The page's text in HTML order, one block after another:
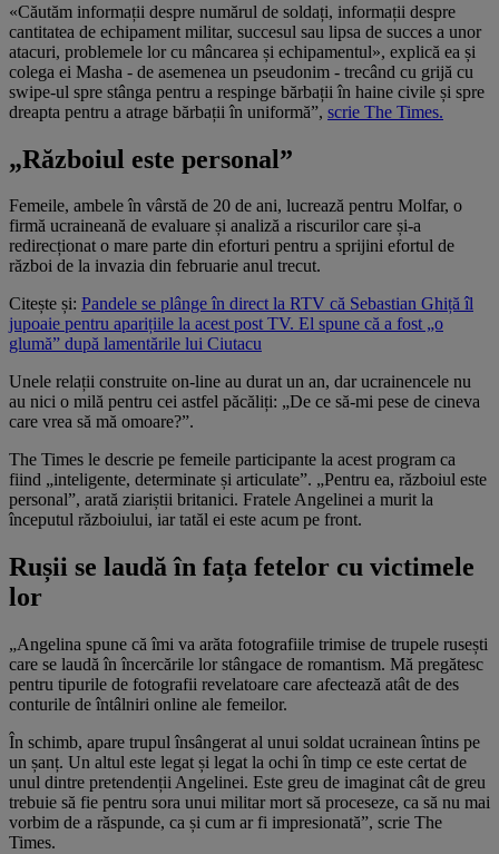
«Căutăm informații despre numărul de soldați, informații despre
cantitatea de echipament militar, succesul sau lipsa de succes a unor
atacuri, problemele lor cu mâncarea și echipamentul», explică ea și
colega ei Masha - de asemenea un pseudonim - trecând cu grijă cu
swipe-ul spre stânga pentru a respinge bărbații în haine civile și spre
dreapta pentru a atrage bărbații în uniformă”, scrie The Times.
„Războiul este personal”
Femeile, ambele în vârstă de 20 de ani, lucrează pentru Molfar, o
firmă ucraineană de evaluare și analiză a riscurilor care și-a
redirecționat o mare parte din eforturi pentru a sprijini efortul de
război de la invazia din februarie anul trecut.
Citește și: Pandele se plânge în direct la RTV că Sebastian Ghiță îl
jupoaie pentru aparițiile la acest post TV. El spune că a fost „o
glumă” după lamentările lui Ciutacu
Unele relații construite on-line au durat un an, dar ucrainencele nu
au nici o milă pentru cei astfel păcăliți: „De ce să-mi pese de cineva
care vrea să mă omoare?”.
The Times le descrie pe femeile participante la acest program ca
fiind „inteligente, determinate și articulate”. „Pentru ea, războiul este
personal”, arată ziariștii britanici. Fratele Angelinei a murit la
începutul războiului, iar tatăl ei este acum pe front.
Rușii se laudă în fața fetelor cu victimele
lor
„Angelina spune că îmi va arăta fotografiile trimise de trupele rusești
care se laudă în încercările lor stângace de romantism. Mă pregătesc
pentru tipurile de fotografii revelatoare care afectează atât de des
conturile de întâlniri online ale femeilor.
În schimb, apare trupul însângerat al unui soldat ucrainean întins pe
un șanț. Un altul este legat și legat la ochi în timp ce este certat de
unul dintre pretendenții Angelinei. Este greu de imaginat cât de greu
trebuie să fie pentru sora unui militar mort să proceseze, ca să nu mai
vorbim de a răspunde, ca și cum ar fi impresionată”, scrie The
Times.